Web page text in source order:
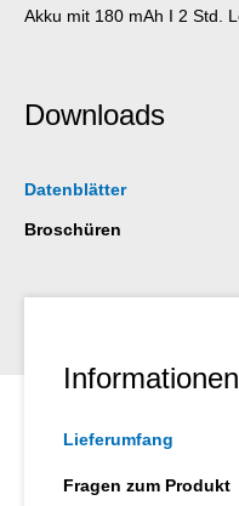
Akku mit 180 mAh I 2 Std.
Lumen, Lichtfarbe: 6500 K
Polycarbonat, geprüft nach
Downloads
Datenblätter
Broschüren
Informationen
Lieferumfang
Fragen zum Produkt